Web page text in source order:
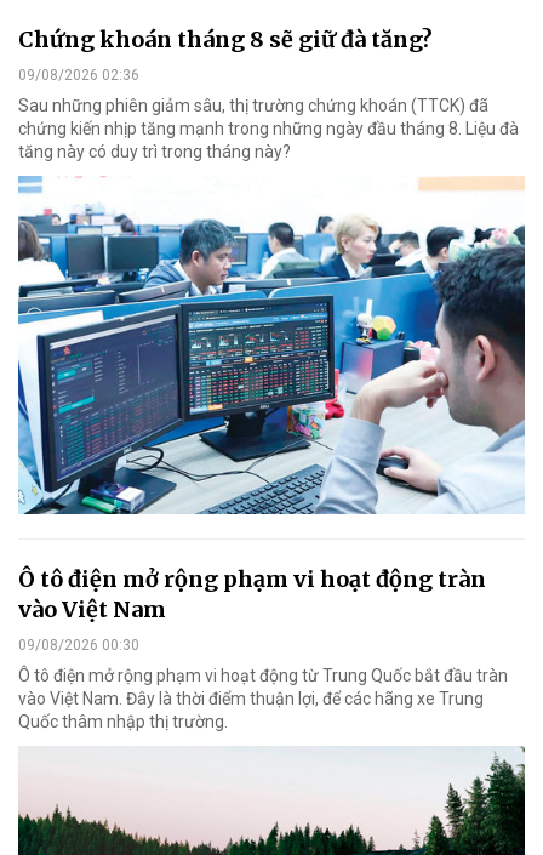
Chứng khoán tháng 8 sẽ giữ đà tăng?
09/08/2026 02:36
Sau những phiên giảm sâu, thị trường chứng khoán (TTCK) đã
chứng kiến nhịp tăng mạnh trong những ngày đầu tháng 8. Liệu đà
tăng này có duy trì trong tháng này?
Ô tô điện mở rộng phạm vi hoạt động tràn
vào Việt Nam
09/08/2026 00:30
Ô tô điện mở rộng phạm vi hoạt động từ Trung Quốc bắt đầu tràn
vào Việt Nam. Đây là thời điểm thuận lợi, để các hãng xe Trung
Quốc thâm nhập thị trường.